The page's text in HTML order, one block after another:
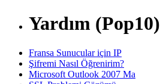
Yardım (Pop10)
Fransa Sunucular için IP
Şifremi Nasıl Öğrenirim?
Microsoft Outlook 2007 Ma